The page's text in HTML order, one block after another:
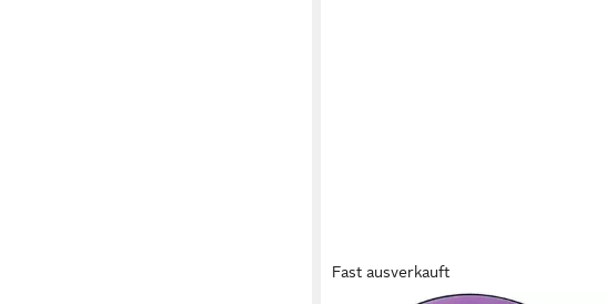
Fast ausverkauft